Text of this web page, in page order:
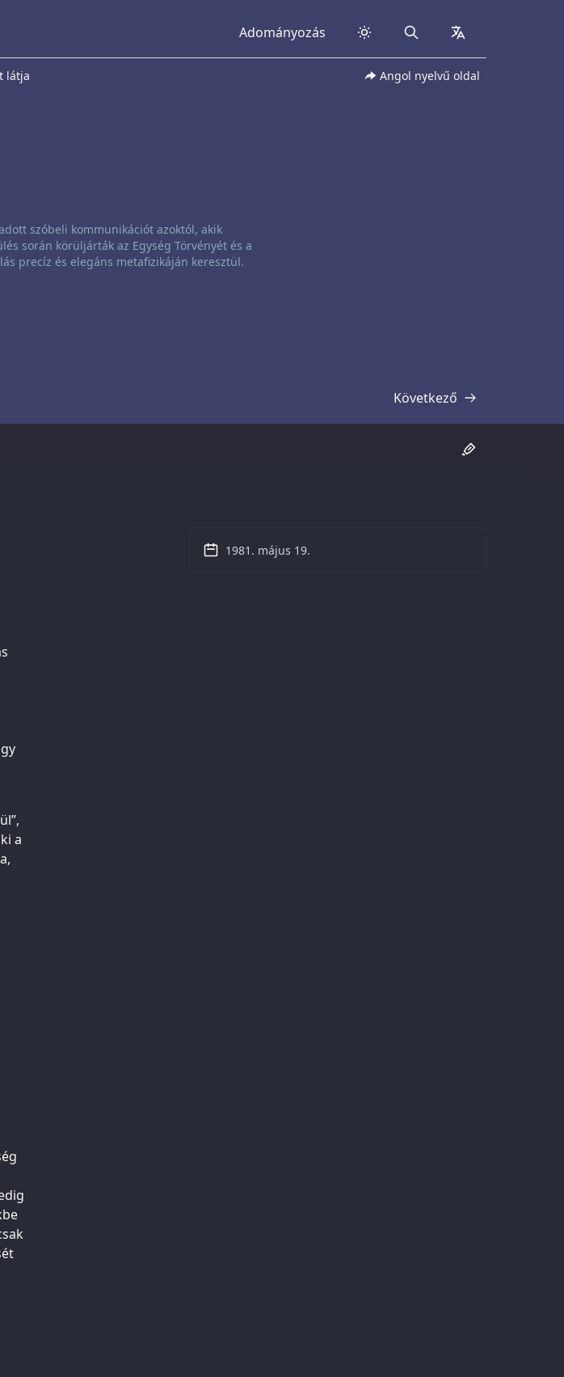
Adományozás Search collapsed
látja Angol nyelvű oldal
szóbeli kommunikációt azoktól, akik
során körüljárták az Egység Törvényét és a
precíz és elegáns metafizikáján keresztül.
Következő
Átirat
a
1981. május 19.